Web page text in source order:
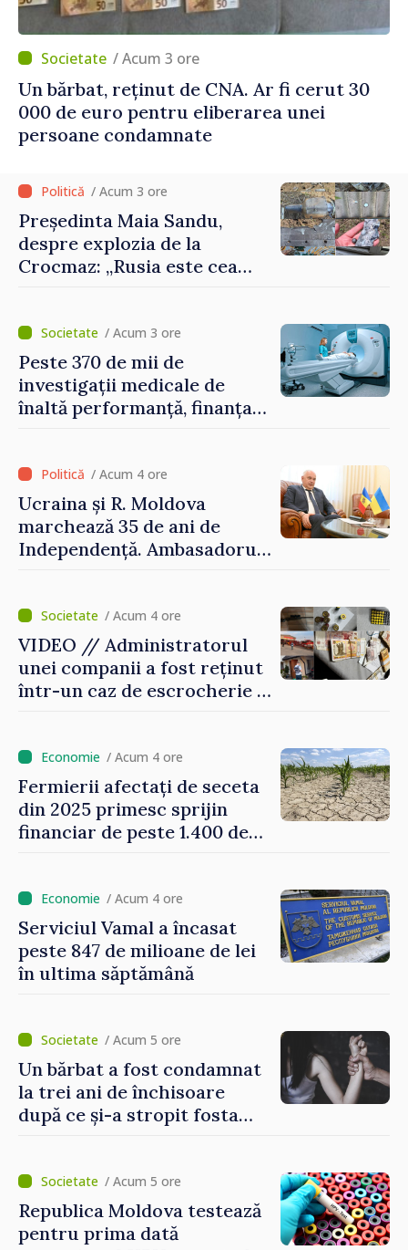
/ Acum 3 ore
Un bărbat, reținut de CNA. Ar fi cerut 30
000 de euro pentru eliberarea unei
persoane condamnate
/ Acum 3 ore
Președinta Maia Sandu,
despre explozia de la
Crocmaz: „Rusia este cea
poartă întreaga vină pentru
pericolul adus la casele
oamenilor noștri”
/ Acum 3 ore
Peste 370 de mii de
investigații medicale de
înaltă performanță, finanțate
/ Acum 4 ore
Ucraina și R. Moldova
marchează 35 de ani de
Independență. Ambasadorul
suntem rezistenți și știm să
ne punctăm prioritățile
pentru viitor”
/ Acum 4 ore
VIDEO // Administratorul
unei companii a fost reținut
într-un caz de escrocherie și
domeniul agricol
/ Acum 4 ore
Fermierii afectați de seceta
din 2025 primesc sprijin
financiar de peste 1.400 de
/ Acum 4 ore
Serviciul Vamal a încasat
peste 847 de milioane de lei
în ultima săptămână
/ Acum 5 ore
Un bărbat a fost condamnat
la trei ani de închisoare
după ce și-a stropit fosta
/ Acum 5 ore
Republica Moldova testează
pentru prima dată